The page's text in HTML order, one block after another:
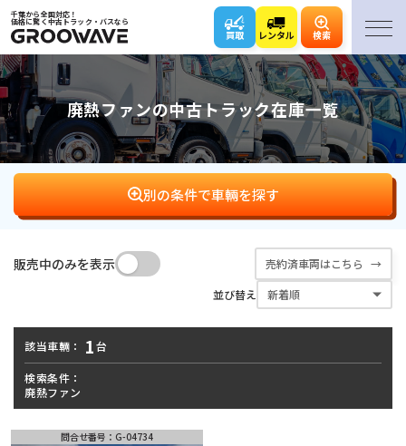
千葉から全国対応！
価格に驚く中古トラック・バスなら
買取 レンタル 検索
廃熱ファンの中古トラック在庫一覧
別の条件で車輛を探す
クレーン
バン･
冷凍車 パッカー車
ミキサー車 タンク車
並び替え
販売中のみを表示 売約済車両はこちら
該当車輛： 1台
検索条件：
廃熱ファン
問合せ番号：G-04734